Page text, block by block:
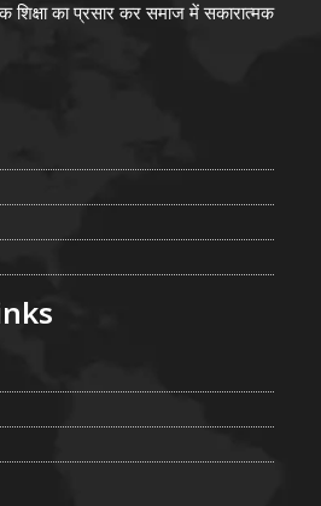
का प्रसार कर समाज में सकारात्मक